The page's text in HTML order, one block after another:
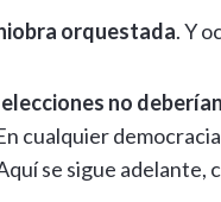
orquestada. Y
no
cualquier
se sigue adelante,